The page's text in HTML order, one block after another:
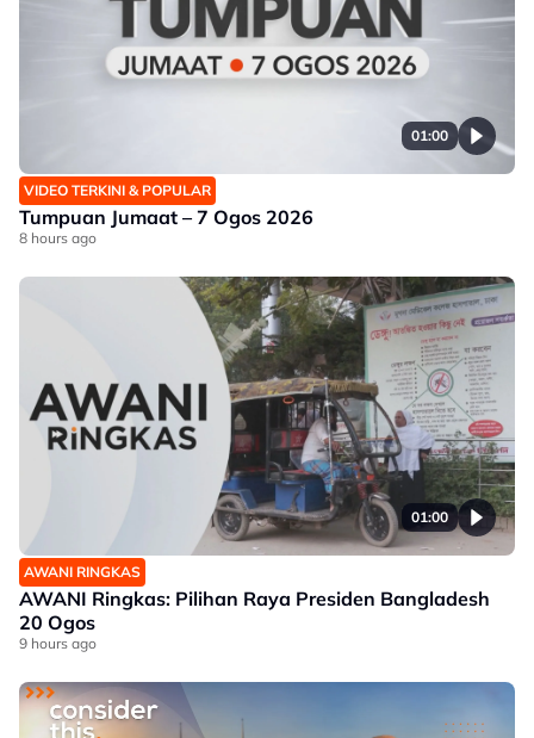
01:00
VIDEO TERKINI & POPULAR
Tumpuan Jumaat – 7 Ogos 2026
8 hours ago
01:00
AWANI RINGKAS
AWANI Ringkas: Pilihan Raya Presiden Bangladesh
20 Ogos
9 hours ago